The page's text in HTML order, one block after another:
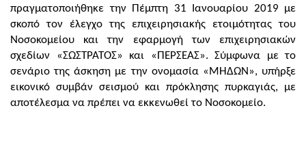
πραγματοποιήθηκε την Πέμπτη 31 Ιανουαρίου 2019 με
σκοπό τον έλεγχο της επιχειρησιακής ετοιμότητας του
Νοσοκομείου και την εφαρμογή των επιχειρησιακών
σχεδίων «ΣΩΣΤΡΑΤΟΣ» και «ΠΕΡΣΕΑΣ». Σύμφωνα με το
σενάριο της άσκηση με την ονομασία «ΜΗΔΩΝ», υπήρξε
εικονικό συμβάν σεισμού και πρόκλησης πυρκαγιάς, με
αποτέλεσμα να πρέπει να εκκενωθεί το Νοσοκομείο.